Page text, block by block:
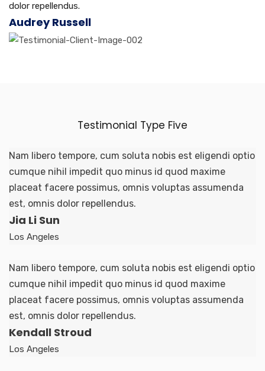
dolor repellendus.
Audrey Russell
Testimonial Type Five
Nam libero tempore, cum soluta nobis est eligendi optio
cumque nihil impedit quo minus id quod maxime
placeat facere possimus, omnis voluptas assumenda
est, omnis dolor repellendus.
Jia Li Sun
Los Angeles
Nam libero tempore, cum soluta nobis est eligendi optio
cumque nihil impedit quo minus id quod maxime
placeat facere possimus, omnis voluptas assumenda
est, omnis dolor repellendus.
Kendall Stroud
Los Angeles